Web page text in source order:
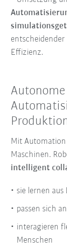
Effizienz.
Mit Automation
Maschinen.
intelligent
sie lernen aus
passen sich
interagieren
Menschen